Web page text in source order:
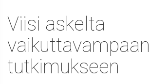
Viisi askelta
vaikuttavampaan
tutkimukseen